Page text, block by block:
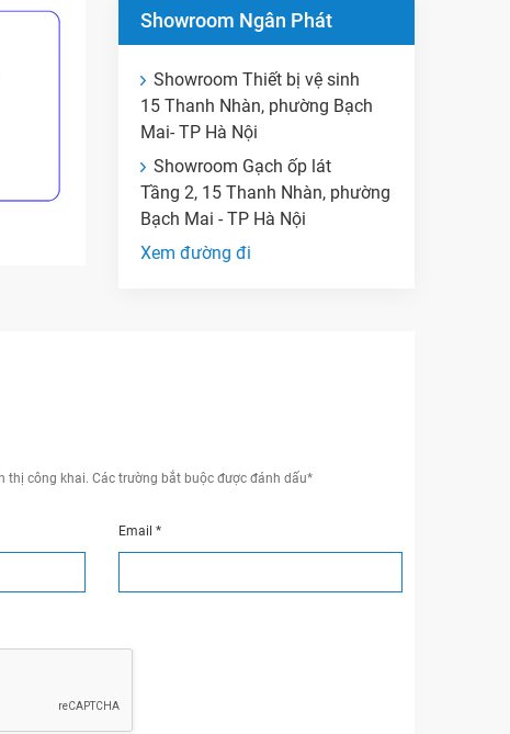
Showroom Ngân Phát
Showroom Thiết bị vệ sinh
15 Thanh Nhàn, phường Bạch
Mai- TP Hà Nội
Showroom Gạch ốp lát
Tầng 2, 15 Thanh Nhàn, phường
Bạch Mai - TP Hà Nội
Xem đường đi
thị công khai. Các trường bắt buộc được đánh dấu*
Email *